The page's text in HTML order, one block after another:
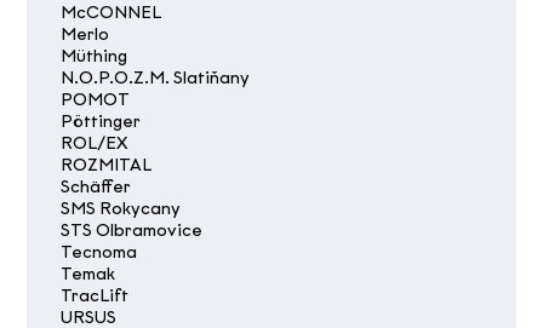
McCONNEL
Merlo
Müthing
N.O.P.O.Z.M. Slatiňany
POMOT
Pöttinger
ROL/EX
ROZMITAL
Schäffer
SMS Rokycany
STS Olbramovice
Tecnoma
Temak
TracLift
URSUS